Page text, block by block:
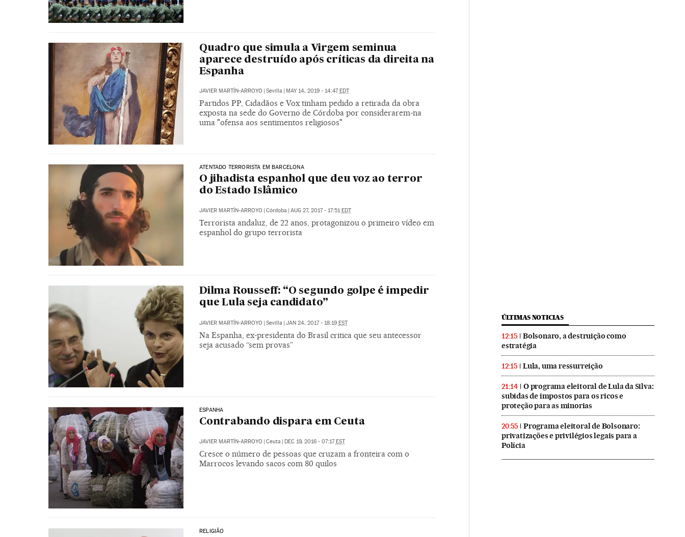
Quadro que simula a Virgem seminua
aparece destruído após críticas da direita na
Espanha
JAVIER MARTÍN-ARROYO | Sevilla | MAY 14, 2019 - 14:47EDT
Partidos PP, Cidadãos e Vox tinham pedido a retirada da obra
exposta na sede do Governo de Córdoba por considerarem-na
uma "ofensa aos sentimentos religiosos"
ATENTADO TERRORISTA EM BARCELONA
O jihadista espanhol que deu voz ao terror
do Estado Islâmico
JAVIER MARTÍN-ARROYO | Córdoba | AUG 27, 2017 - 17:51 EDT
Terrorista andaluz, de 22 anos, protagonizou o primeiro vídeo em
espanhol do grupo terrorista
Dilma Rousseff: “O segundo golpe é impedir
que Lula seja candidato”
JAVIER MARTÍN-ARROYO | Sevilla | JAN 24, 2017 - 18:19 EST
Na Espanha, ex-presidenta do Brasil critica que seu antecessor
seja acusado “sem provas”
ESPANHA
Contrabando dispara em Ceuta
JAVIER MARTÍN-ARROYO Ceuta DEC 19, 2016 - 07:17 EST
Cresce o número de pessoas que cruzam a fronteira com o
Marrocos levando sacos com 80 quilos
RELIGIÃO
ÚLTIMAS NOTICIAS
12:15
Bolsonaro, a destruição como
estratégia
12:15 Lula, uma ressurreição
21:14
O programa eleitoral de Lula da Silva:
subidas de impostos para os ricos e
proteção para as minorias
20:55
Programa eleitoral de Bolsonaro:
privatizações e privilégios legais para a
Polícia